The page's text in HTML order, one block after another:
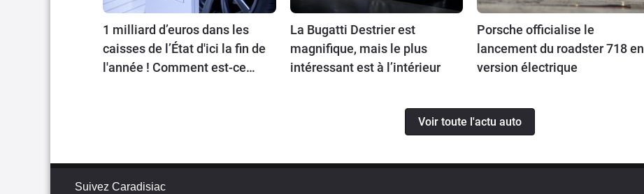
1 milliard d’euros dans les
caisses de l’État d'ici la fin de
l'année ! Comment est-ce
La Bugatti Destrier est
magnifique, mais le plus
intéressant est à l’intérieur
Porsche officialise le
lancement du roadster 718 en
version électrique
Voir toute l'actu auto
Suivez Caradisiac